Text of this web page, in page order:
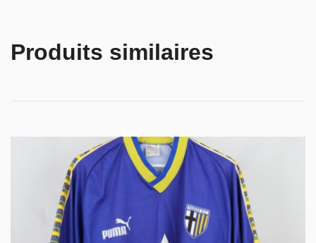
Produits similaires